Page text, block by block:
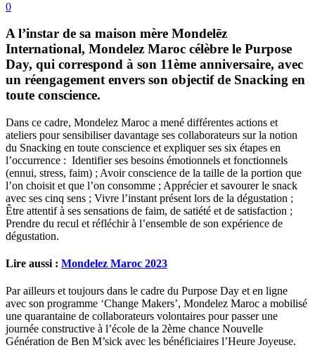
0
A l’instar de sa maison mère Mondelēz
International, Mondelez Maroc célèbre le Purpose
Day, qui correspond à son 11ème anniversaire, avec
un réengagement envers son objectif de Snacking en
toute conscience.
Dans ce cadre, Mondelez Maroc a mené différentes actions et
ateliers pour sensibiliser davantage ses collaborateurs sur la notion
du Snacking en toute conscience et expliquer ses six étapes en
l’occurrence : Identifier ses besoins émotionnels et fonctionnels
(ennui, stress, faim) ; Avoir conscience de la taille de la portion que
l’on choisit et que l’on consomme ; Apprécier et savourer le snack
avec ses cinq sens ; Vivre l’instant présent lors de la dégustation ;
Être attentif à ses sensations de faim, de satiété et de satisfaction ;
Prendre du recul et réfléchir à l’ensemble de son expérience de
dégustation.
Lire aussi : Mondelez Maroc 2023
Par ailleurs et toujours dans le cadre du Purpose Day et en ligne
avec son programme ‘Change Makers’, Mondelez Maroc a mobilisé
une quarantaine de collaborateurs volontaires pour passer une
journée constructive à l’école de la 2ème chance Nouvelle
Génération de Ben M’sick avec les bénéficiaires l’Heure Joyeuse.